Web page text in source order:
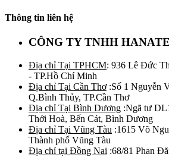
Thông tin liên hệ
CÔNG TY TNHH
Địa chỉ Tại TPHCM: 936 Lê Đức
- TP.Hồ Chí Minh
Địa chỉ Tại Cần Thơ:Số 1 Nguyễn
Q.Bình Thủy, TP.Cần Thơ
Địa chỉ Tại Bình Dương :Ngã tư
Thới Hoà, Bến Cát, Bình Dương
Địa chỉ Tại Vũng Tàu :1615 Võ
Thành phố Vũng Tàu
Địa chỉ tại Đồng Nai :68/81 Phan